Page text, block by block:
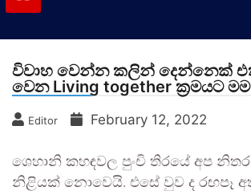
විවාහ වෙන්න කලින් දෙන්නෙක්
වෙන Living together ක්‍රමයට
Editor February 12, 2022
ශෙහානි කහඳවල පුංචි තිරයේ අප
නිළියක් නොවෙයි. එසේ වුව ද රඟපෑ